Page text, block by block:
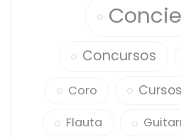
Concursos
Coro Cursos
Flauta